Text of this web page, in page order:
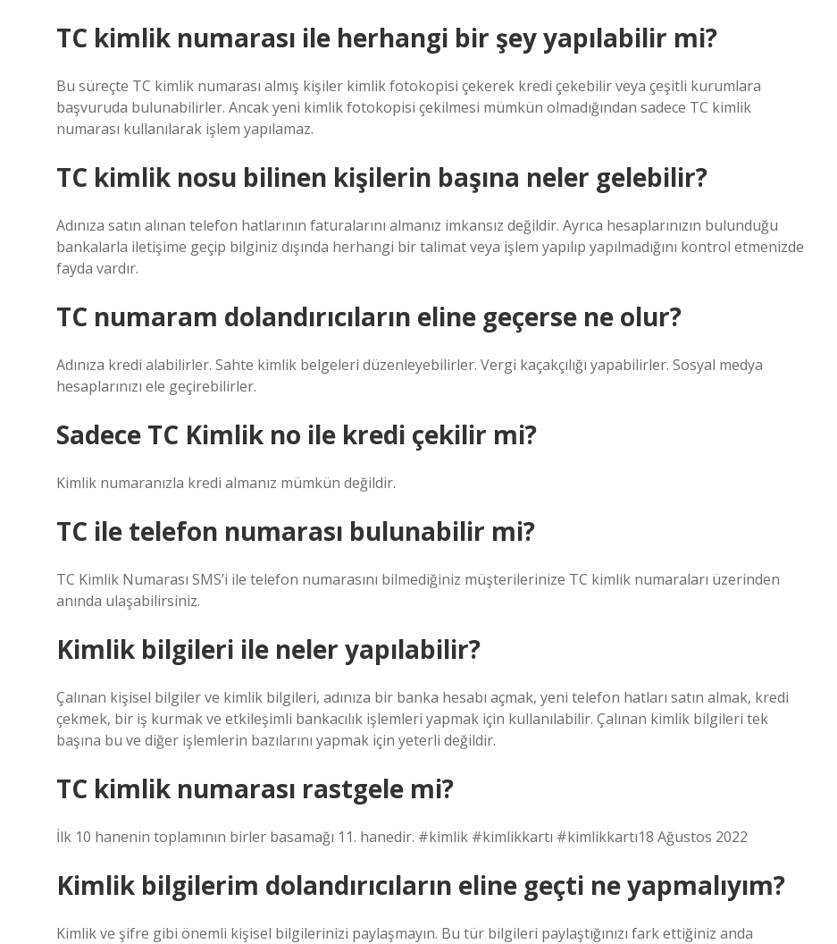
TC kimlik numarası ile herhangi bir şey yapılabilir mi?
Bu süreçte TC kimlik numarası almış kişiler kimlik fotokopisi çekerek kredi çekebilir veya çeşitli kurumlara
başvuruda bulunabilirler. Ancak yeni kimlik fotokopisi çekilmesi mümkün olmadığından sadece TC kimlik
numarası kullanılarak işlem yapılamaz.
TC kimlik nosu bilinen kişilerin başına neler gelebilir?
Adınıza satın alınan telefon hatlarının faturalarını almanız imkansız değildir. Ayrıca hesaplarınızın bulunduğu
bankalarla iletişime geçip bilginiz dışında herhangi bir talimat veya işlem yapılıp yapılmadığını kontrol etmenizde
fayda vardır.
TC numaram dolandırıcıların eline geçerse ne olur?
Adınıza kredi alabilirler. Sahte kimlik belgeleri düzenleyebilirler. Vergi kaçakçılığı yapabilirler. Sosyal medya
hesaplarınızı ele geçirebilirler.
Sadece TC Kimlik no ile kredi çekilir mi?
Kimlik numaranızla kredi almanız mümkün değildir.
TC ile telefon numarası bulunabilir mi?
TC Kimlik Numarası SMS’i ile telefon numarasını bilmediğiniz müşterilerinize TC kimlik numaraları üzerinden
anında ulaşabilirsiniz.
Kimlik bilgileri ile neler yapılabilir?
Çalınan kişisel bilgiler ve kimlik bilgileri, adınıza bir banka hesabı açmak, yeni telefon hatları satın almak, kredi
çekmek, bir iş kurmak ve etkileşimli bankacılık işlemleri yapmak için kullanılabilir. Çalınan kimlik bilgileri tek
başına bu ve diğer işlemlerin bazılarını yapmak için yeterli değildir.
TC kimlik numarası rastgele mi?
İlk 10 hanenin toplamının birler basamağı 11. hanedir. #kimlik #kimlikkartı #kimlikkartı18 Ağustos 2022
Kimlik bilgilerim dolandırıcıların eline geçti ne yapmalıyım?
Kimlik ve şifre gibi önemli kişisel bilgilerinizi paylaşmayın. Bu tür bilgileri paylaştığınızı fark ettiğiniz anda